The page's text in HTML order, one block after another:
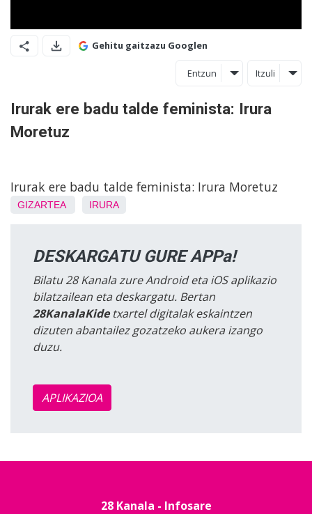
Gehitu gaitzazu Googlen
Entzun Itzuli
Irurak ere badu talde feminista: Irura
Moretuz
Irurak ere badu talde feminista: Irura Moretuz
GIZARTEA IRURA
DESKARGATU GURE APPa!
Bilatu 28 Kanala zure Android eta iOS aplikazio
bilatzailean eta deskargatu. Bertan
28KanalaKidetxartel digitalak eskaintzen
dizuten abantailez gozatzeko aukera izango
duzu.
APLIKAZIOA
28 Kanala - Infosare